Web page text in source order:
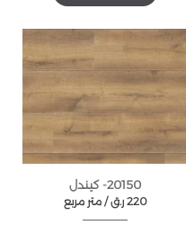
20150- كيندل
متر مربع / 220 ر.ق